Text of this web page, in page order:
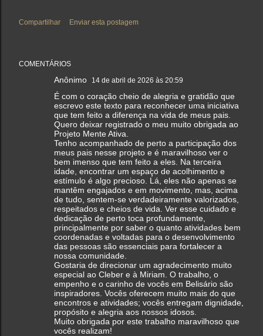
Compartilhar Enviar esta postagem
COMENTÁRIOS
Anônimo 14 de abril de 2026 às 20:59
É com o coração cheio de alegria e gratidão que
escrevo este texto para reconhecer uma iniciativa
que tem feito a diferença na vida de meus pais.
Quero deixar registrado o meu muito obrigada ao
Projeto Mente Ativa.
​Tenho acompanhado de perto a participação dos
meus pais nesse projeto e é maravilhoso ver o
bem imenso que tem feito a eles. Na terceira
idade, encontrar um espaço de acolhimento e
estímulo é algo precioso. Lá, eles não apenas se
mantêm engajados e em movimento, mas, acima
de tudo, sentem-se verdadeiramente valorizados,
respeitados e cheios de vida. Ver esse cuidado e
dedicação de perto toca profundamente,
principalmente por saber o quanto atividades bem
coordenadas e voltadas para o desenvolvimento
das pessoas são essenciais para fortalecer a
nossa comunidade.
​Gostaria de direcionar um agradecimento muito
especial ao Cleber e à Miriam. O trabalho, o
empenho e o carinho de vocês em Belisário são
inspiradores. Vocês oferecem muito mais do que
encontros e atividades; vocês entregam dignidade,
propósito e alegria aos nossos idosos.
​Muito obrigada por este trabalho maravilhoso que
vocês realizam!